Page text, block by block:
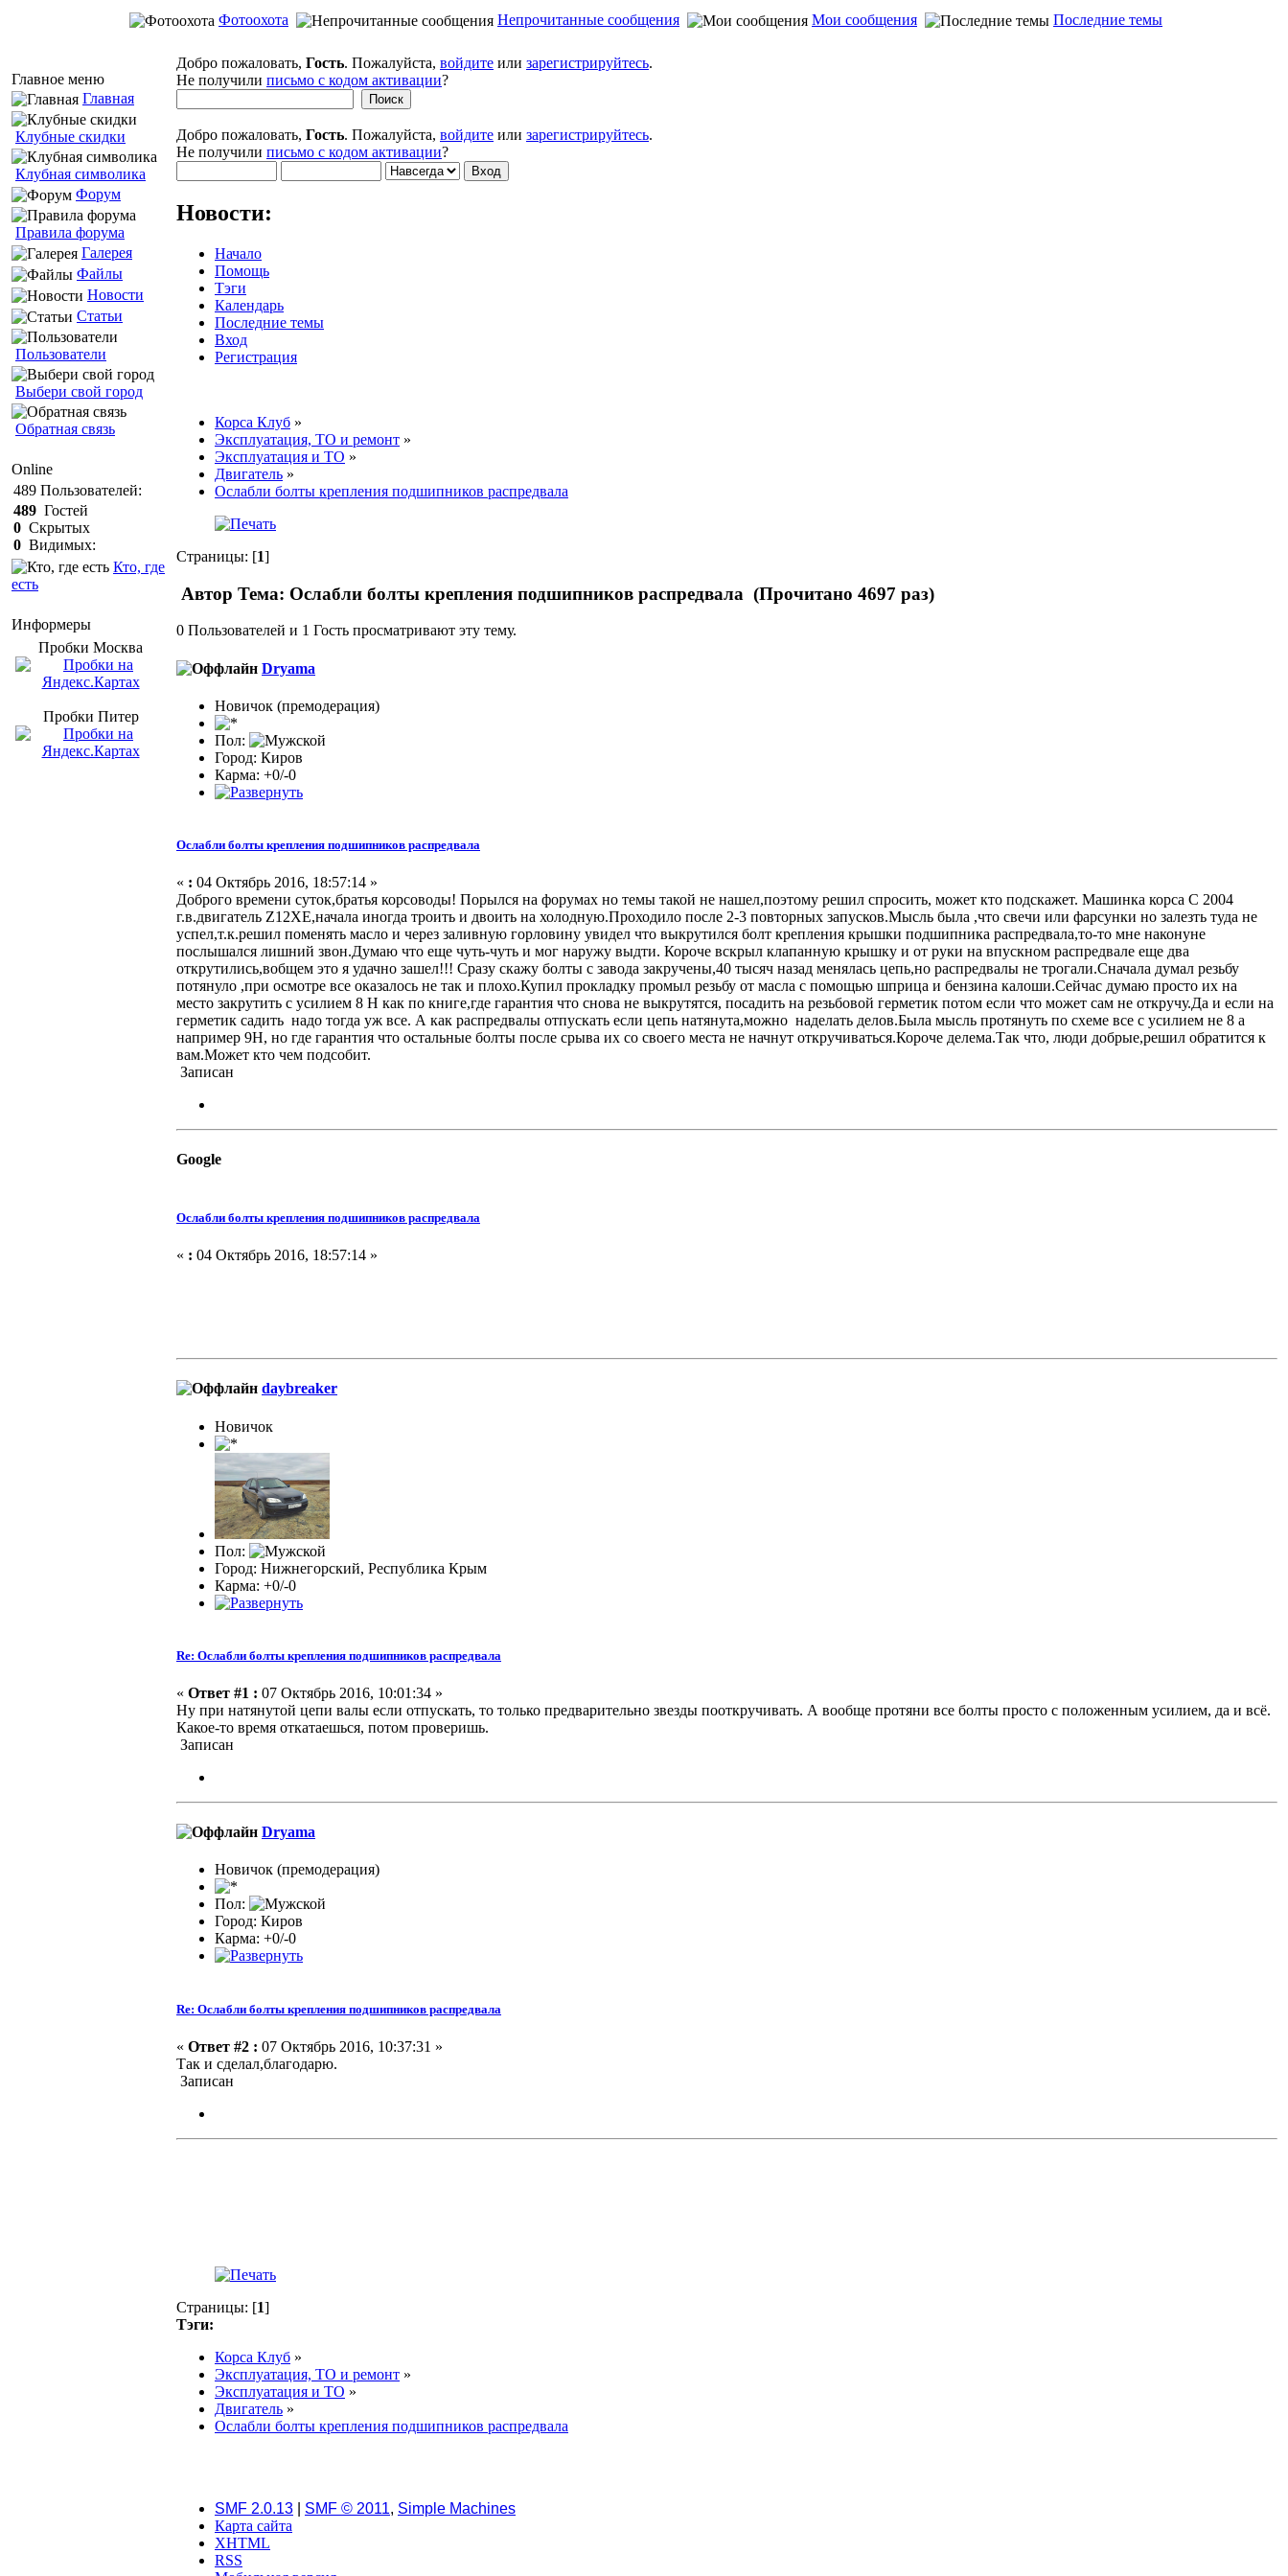
Фотоохота Непрочитанные сообщения Мои сообщения Последние темы
Главное меню
Главная
Клубные скидки
Клубная символика
Форум
Правила форума
Галерея
Файлы
Новости
Статьи
Пользователи
Выбери свой город
Обратная связь
Online
489 Пользователей:
489 Гостей
0 Скрытых
0 Видимых:
Кто, где
есть
Информеры
Пробки Mосква
Пробки Питер
Добро пожаловать, Гость. Пожалуйста, войдите или зарегистрируйтесь.
Не получили письмо с кодом активации?
Добро пожаловать, Гость. Пожалуйста, войдите или зарегистрируйтесь.
Не получили письмо с кодом активации?
Новости:
Начало
Помощь
Тэги
Календарь
Последние темы
Вход
Регистрация
Корса Клуб »
Эксплуатация, ТО и ремонт »
Эксплуатация и ТО »
Двигатель »
Ослабли болты крепления подшипников распредвала
Страницы: [1]
Автор Тема: Ослабли болты крепления подшипников распредвала (Прочитано 4697 раз)
0 Пользователей и 1 Гость просматривают эту тему.
Dryama
Новичок (премодерация)
Пол:
Город: Киров
Карма: +0/-0
Ослабли болты крепления подшипников распредвала
« : 04 Октябрь 2016, 18:57:14 »
Доброго времени суток,братья корсоводы! Порылся на форумах но темы такой не нашел,поэтому решил спросить, может кто подскажет. Машинка корса С 2004
г.в.двигатель Z12XE,начала иногда троить и двоить на холодную.Проходило после 2-3 повторных запусков.Мысль была ,что свечи или фарсунки но залезть туда не
успел,т.к.решил поменять масло и через заливную горловину увидел что выкрутился болт крепления крышки подшипника распредвала,то-то мне наконуне
послышался лишний звон.Думаю что еще чуть-чуть и мог наружу выдти. Короче вскрыл клапанную крышку и от руки на впускном распредвале еще два
открутились,вобщем это я удачно зашел!!! Сразу скажу болты с завода закручены,40 тысяч назад менялась цепь,но распредвалы не трогали.Сначала думал резьбу
потянуло ,при осмотре все оказалось не так и плохо.Купил прокладку промыл резьбу от масла с помощью шприца и бензина калоши.Сейчас думаю просто их на
место закрутить с усилием 8 Н как по книге,где гарантия что снова не выкрутятся, посадить на резьбовой герметик потом если что может сам не откручу.Да и если на
герметик садить надо тогда уж все. А как распредвалы отпускать если цепь натянута,можно наделать делов.Была мысль протянуть по схеме все с усилием не 8 а
например 9Н, но где гарантия что остальные болты после срыва их со своего места не начнут откручиваться.Короче делема.Так что, люди добрые,решил обратится к
вам.Может кто чем подсобит.
Записан
Google
Ослабли болты крепления подшипников распредвала
« : 04 Октябрь 2016, 18:57:14 »
daybreaker
Новичок
Пол:
Город: Нижнегорский, Республика Крым
Карма: +0/-0
Re: Ослабли болты крепления подшипников распредвала
« Ответ #1 : 07 Октябрь 2016, 10:01:34 »
Ну при натянутой цепи валы если отпускать, то только предварительно звезды пооткручивать. А вообще протяни все болты просто с положенным усилием, да и всё.
Какое-то время откатаешься, потом проверишь.
Записан
Dryama
Новичок (премодерация)
Пол:
Город: Киров
Карма: +0/-0
Re: Ослабли болты крепления подшипников распредвала
« Ответ #2 : 07 Октябрь 2016, 10:37:31 »
Так и сделал,благодарю.
Записан
Страницы: [1]
Тэги:
Корса Клуб »
Эксплуатация, ТО и ремонт »
Эксплуатация и ТО »
Двигатель »
Ослабли болты крепления подшипников распредвала
SMF 2.0.13 SMF © 2011, Simple Machines
Карта сайта
XHTML
RSS